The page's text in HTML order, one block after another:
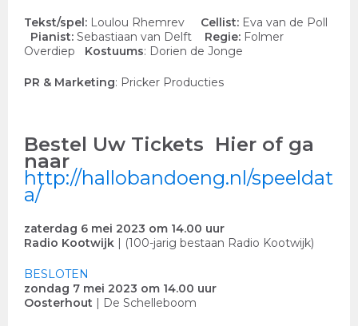
Tekst/spel: Loulou Rhemrev Cellist: Eva van de Poll
Pianist: Sebastiaan van Delft Regie: Folmer
Overdiep Kostuums: Dorien de Jonge
PR & Marketing: Pricker Producties
Bestel Uw Tickets Hier of ga
naar
http://hallobandoeng.nl/speeldat
a/
zaterdag 6 mei 2023 om 14.00 uur
Radio Kootwijk | (100-jarig bestaan Radio Kootwijk)
BESLOTEN
zondag 7 mei 2023 om 14.00 uur
Oosterhout | De Schelleboom